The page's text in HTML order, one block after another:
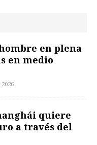
en plena
en medio
quiere
a través del